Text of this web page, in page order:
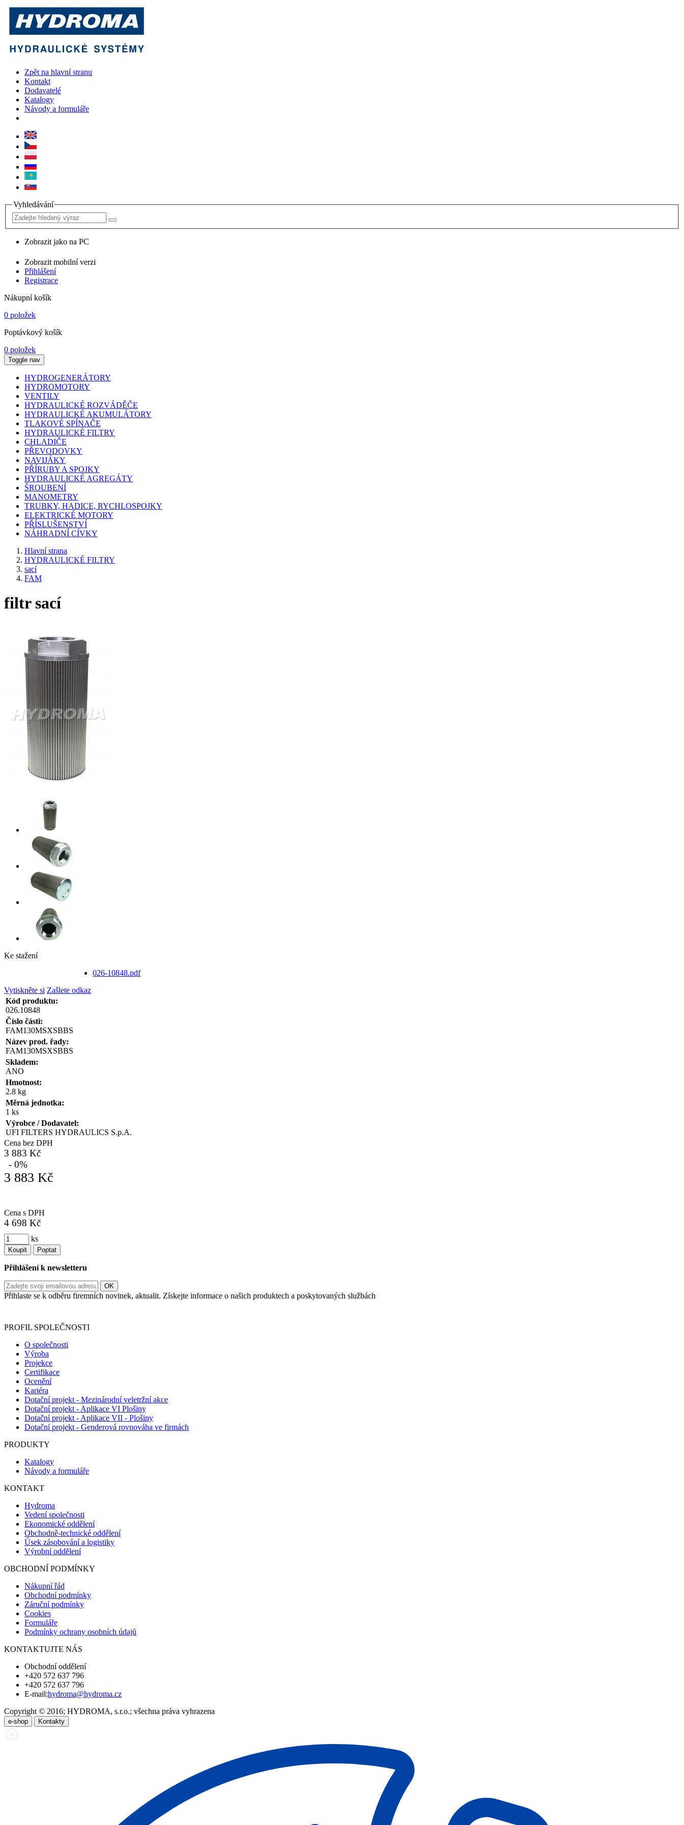
Zpět na hlavní stranu
Kontakt
Dodavatelé
Katalogy
Návody a formuláře
Vyhledávání
Zobrazit jako na PC
Zobrazit mobilní verzi
Přihlášení
Registrace
Nákupní košík
0 položek
Poptávkový košík
0 položek
Toggle nav
HYDROGENERÁTORY
HYDROMOTORY
VENTILY
HYDRAULICKÉ ROZVÁDĚČE
HYDRAULICKÉ AKUMULÁTORY
TLAKOVÉ SPÍNAČE
HYDRAULICKÉ FILTRY
CHLADIČE
PŘEVODOVKY
NAVIJÁKY
PŘÍRUBY A SPOJKY
HYDRAULICKÉ AGREGÁTY
ŠROUBENÍ
MANOMETRY
TRUBKY, HADICE, RYCHLOSPOJKY
ELEKTRICKÉ MOTORY
PŘÍSLUŠENSTVÍ
NÁHRADNÍ CÍVKY
Hlavní strana
HYDRAULICKÉ FILTRY
sací
FAM
filtr sací
Ke stažení
026-10848.pdf
Vytiskněte si Zašlete odkaz
Kód produktu:
026.10848
Číslo části:
FAM130MSXSBBS
Název prod. řady:
FAM130MSXSBBS
Skladem:
ANO
Hmotnost:
2.8 kg
Měrná jednotka:
1 ks
Výrobce / Dodavatel:
UFI FILTERS HYDRAULICS S.p.A.
Cena bez DPH
3 883 Kč
- 0%
3 883 Kč
Cena s DPH
4 698 Kč
ks
Koupit Poptat
Přihlášení k newsletteru
Přihlaste se k odběru firemních novinek, aktualit. Získejte informace o našich produktech a poskytovaných službách
PROFIL SPOLEČNOSTI
O společnosti
Výroba
Projekce
Certifikace
Ocenění
Kariéra
Dotační projekt - Mezinárodní veletržní akce
Dotační projekt - Aplikace VI Plošiny
Dotační projekt - Aplikace VII - Plošiny
Dotační projekt - Genderová rovnováha ve firmách
PRODUKTY
Katalogy
Návody a formuláře
KONTAKT
Hydroma
Vedení společnosti
Ekonomické oddělení
Obchodně-technické oddělení
Úsek zásobování a logistiky
Výrobní oddělení
OBCHODNÍ PODMÍNKY
Nákupní řád
Obchodní podmínky
Záruční podmínky
Cookies
Formuláře
Podmínky ochrany osobních údajů
KONTAKTUJTE NÁS
Obchodní oddělení
+420 572 637 796
+420 572 637 796
E-mail:hydroma@hydroma.cz
Copyright © 2016; HYDROMA, s.r.o.; všechna práva vyhrazena
e-shop Kontakty